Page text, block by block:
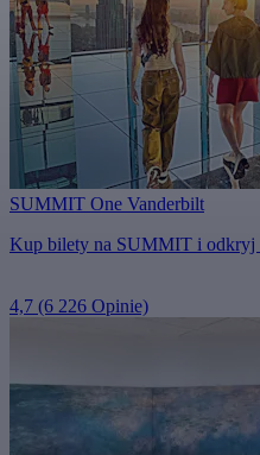
SUMMIT One Vanderbilt
Kup bilety na SUMMIT i odkryj
4,7 (6 226 Opinie)